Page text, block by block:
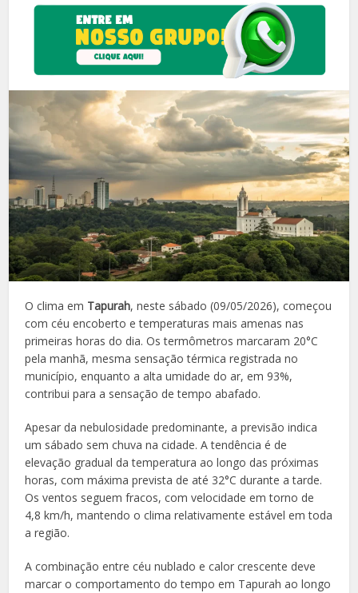
O clima em Tapurah, neste sábado (09/05/2026), começou
com céu encoberto e temperaturas mais amenas nas
primeiras horas do dia. Os termômetros marcaram 20°C
pela manhã, mesma sensação térmica registrada no
município, enquanto a alta umidade do ar, em 93%,
contribui para a sensação de tempo abafado.
Apesar da nebulosidade predominante, a previsão indica
um sábado sem chuva na cidade. A tendência é de
elevação gradual da temperatura ao longo das próximas
horas, com máxima prevista de até 32°C durante a tarde.
Os ventos seguem fracos, com velocidade em torno de
4,8 km/h, mantendo o clima relativamente estável em toda
a região.
A combinação entre céu nublado e calor crescente deve
marcar o comportamento do tempo em Tapurah ao longo